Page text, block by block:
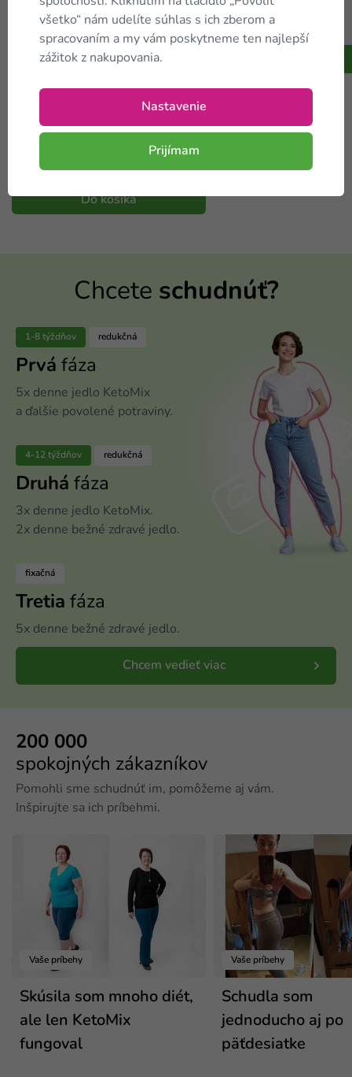
Do košíka
19,99 €
33,32 €
Na sklade
Chcete schudnúť?
1-8 týždňov redukčná
Prvá fáza
5x denne jedlo KetoMix
a ďalšie povolené potraviny.
4-12 týždňov redukčná
Druhá fáza
3x denne jedlo KetoMix.
2x denne bežné zdravé jedlo.
fixačná
Tretia fáza
5x denne bežné zdravé jedlo.
Chcem vedieť viac
200 000
spokojných zákazníkov
Pomohli sme schudnúť im, pomôžeme aj vám.
Inšpirujte sa ich príbehmi.
Vaše príbehy
Skúsila som mnoho diét,
ale len KetoMix
fungoval
Vaše príbehy
Schudla som
jednoducho aj po
päťdesiatke
všetko“ nám udelíte súhlas s ich zberom a
spracovaním a my vám poskytneme ten najlepší
zážitok z nakupovania.
Nastavenie
Prijímam